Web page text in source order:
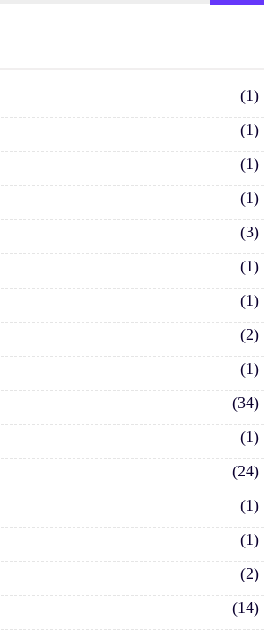
(1)
(1)
(1)
(1)
(3)
(1)
(1)
(2)
(1)
(34)
(1)
(24)
(1)
(1)
(2)
(14)